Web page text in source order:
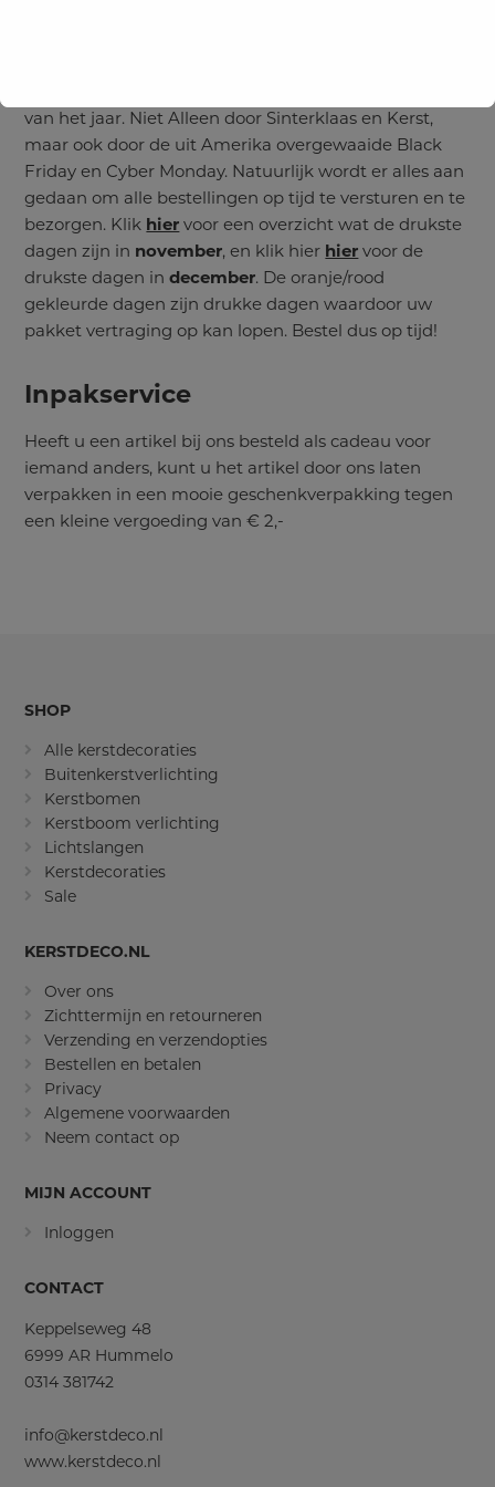
van het jaar. Niet Alleen door Sinterklaas en Kerst,
maar ook door de uit Amerika overgewaaide Black
Friday en Cyber Monday. Natuurlijk wordt er alles aan
gedaan om alle bestellingen op tijd te versturen en te
bezorgen. Klik hier voor een overzicht wat de drukste
dagen zijn in november, en klik hier hier voor de
drukste dagen indecember. De oranje/rood
gekleurde dagen zijn drukke dagen waardoor uw
pakket vertraging op kan lopen. Bestel dus op tijd!
Inpakservice
Heeft u een artikel bij ons besteld als cadeau voor
iemand anders, kunt u het artikel door ons laten
verpakken in een mooie geschenkverpakking tegen
een kleine vergoeding van € 2,-
SHOP
Alle kerstdecoraties
Buitenkerstverlichting
Kerstbomen
Kerstboom verlichting
Lichtslangen
Kerstdecoraties
Sale
KERSTDECO.NL
Over ons
Zichttermijn en retourneren
Verzending en verzendopties
Bestellen en betalen
Privacy
Algemene voorwaarden
Neem contact op
MIJN ACCOUNT
Inloggen
CONTACT
Keppelseweg 48
6999 AR Hummelo
0314 381742
info@kerstdeco.nl
www.kerstdeco.nl